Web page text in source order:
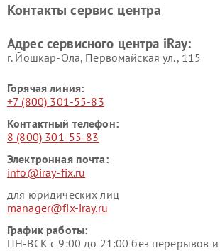
Контакты сервис центра
Адрес сервисного центра iRay:
г. Йошкар-Ола, Первомайская ул., 115
Горячая линия:
+7 (800) 301-55-83
Контактный телефон:
8 (800) 301-55-83
Электронная почта:
info@iray-fix.ru
для юридических лиц
manager@fix-iray.ru
График работы:
ПН-ВСК с 9:00 до 21:00 без перерывов